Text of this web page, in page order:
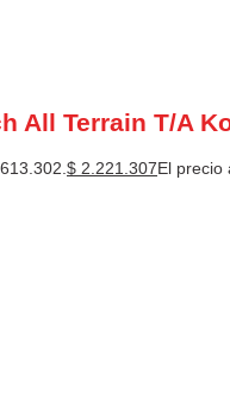
All Terrain T/A
$ 2.221.307El precio